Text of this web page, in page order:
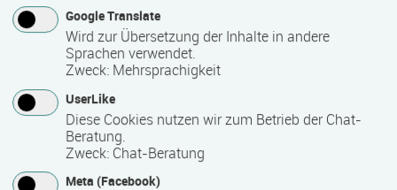
Zulassungsverordnung Arbeitsförderung) zugelassen und
damit förderfähig. Mit einem vielfältigen Bildungsangebot,
praxisnahen Inhalten und einer bundesweiten Präsenz
unterstützt COMCAVE Menschen bei ihrer beruflichen
Qualifizierung und Weiterbildung.
Kontakt
Google Translate
Wird zur Übersetzung der Inhalte in andere
Sprachen verwendet.
Zweck: Mehrsprachigkeit
UserLike
Diese Cookies nutzen wir zum Betrieb der Chat-
Beratung.
Zweck: Chat-Beratung
Meta (Facebook)